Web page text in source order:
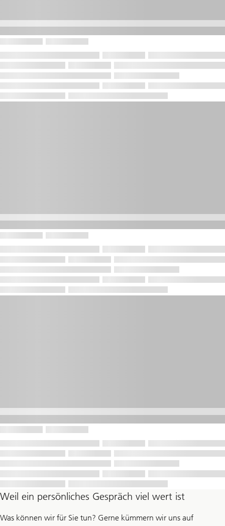
Weil ein persönliches Gespräch viel wert ist
Was können wir für Sie tun? Gerne kümmern wir uns auf